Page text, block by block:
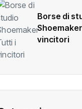
Borse di
vincitori